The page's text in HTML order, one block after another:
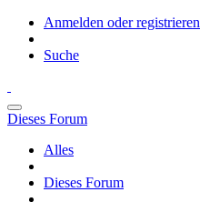
Anmelden oder registrieren
Suche
Dieses Forum
Alles
Dieses Forum